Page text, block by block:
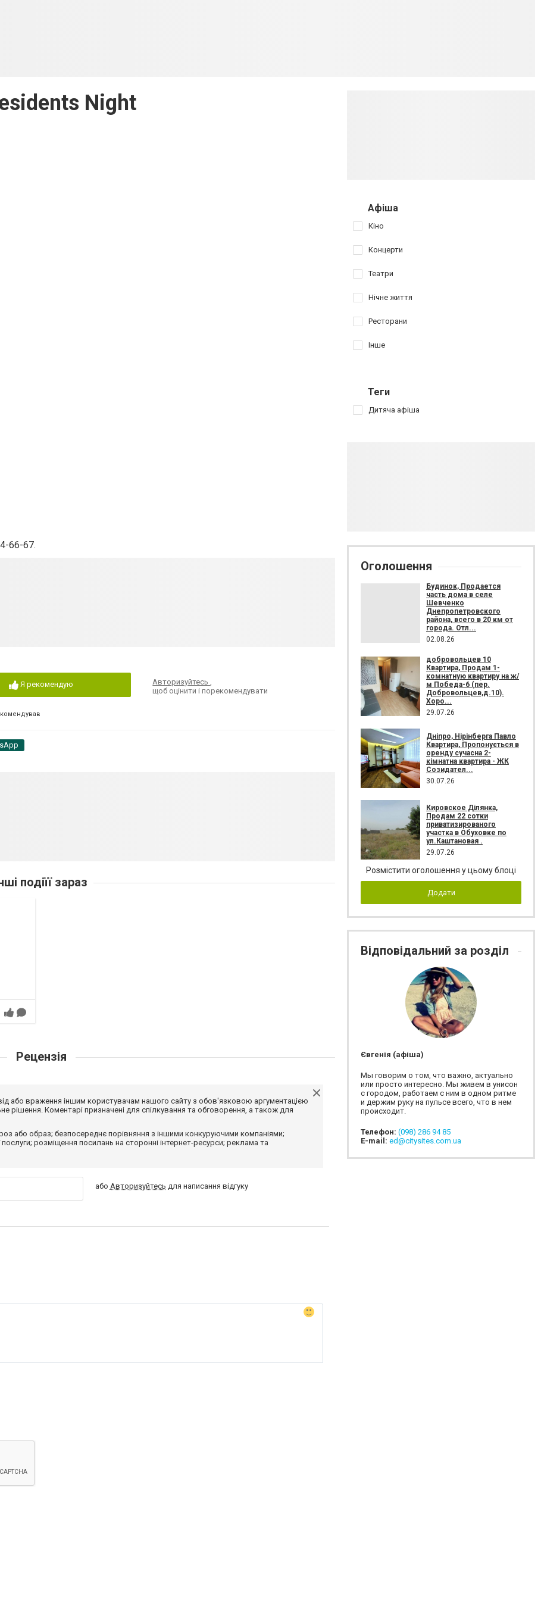
Night
66-67.
Я рекомендую Авторизуйтесь,
щоб оцінити і порекомендувати
подіїї зараз
Рецензія
або враження іншим користувачам нашого сайту з обов'язковою аргументацією
рішення. Коментарі призначені для спілкування та обговорення, а також для
або образ; безпосереднє порівняння з іншими конкуруючими компаніями;
розміщення посилань на сторонні інтернет-ресурси; реклама та
або Авторизуйтесь для написання відгуку
Афіша
Кіно
Концерти
Театри
Нічне життя
Ресторани
Інше
Теги
Дитяча афіша
Оголошення
Будинок, Продается
часть дома в селе
Шевченко
Днепропетровского
района, всего в 20 км от
города. Отл...
02.08.26
добровольцев 10
Квартира, Продам 1-
комнатную квартиру на ж/
м Победа-6 (пер.
Добровольцев,д.10).
Хоро...
29.07.26
Дніпро, Нірінберга Павло
Квартира, Пропонується в
оренду сучасна 2-
кімнатна квартира - ЖК
Созидател...
30.07.26
Кировское Ділянка,
Продам 22 сотки
приватизированого
участка в Обуховке по
ул.Каштановая .
29.07.26
Розмістити оголошення у цьому блоці
Додати
Відповідальний за розділ
Євгенія (афіша)
Мы говорим о том, что важно, актуально
или просто интересно. Мы живем в унисон
с городом, работаем с ним в одном ритме
и держим руку на пульсе всего, что в нем
происходит.
Телефон: (098) 286 94 85
E-mail: ed@citysites.com.ua